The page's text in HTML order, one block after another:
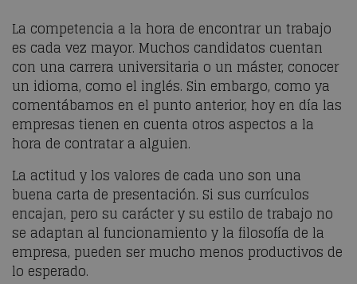
La competencia a la hora de encontrar un trabajo
es cada vez mayor. Muchos candidatos cuentan
con una carrera universitaria o un máster, conocer
un idioma, como el inglés. Sin embargo, como ya
comentábamos en el punto anterior, hoy en día las
empresas tienen en cuenta otros aspectos a la
hora de contratar a alguien.
La actitud y los valores de cada uno son una
buena carta de presentación. Si sus currículos
encajan, pero su carácter y su estilo de trabajo no
se adaptan al funcionamiento y la filosofía de la
empresa, pueden ser mucho menos productivos de
lo esperado.